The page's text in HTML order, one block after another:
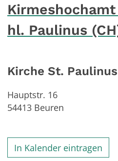
hl. Paulinus
Kirche St. Paulinus
Hauptstr. 16
54413 Beuren
In Kalender eintragen